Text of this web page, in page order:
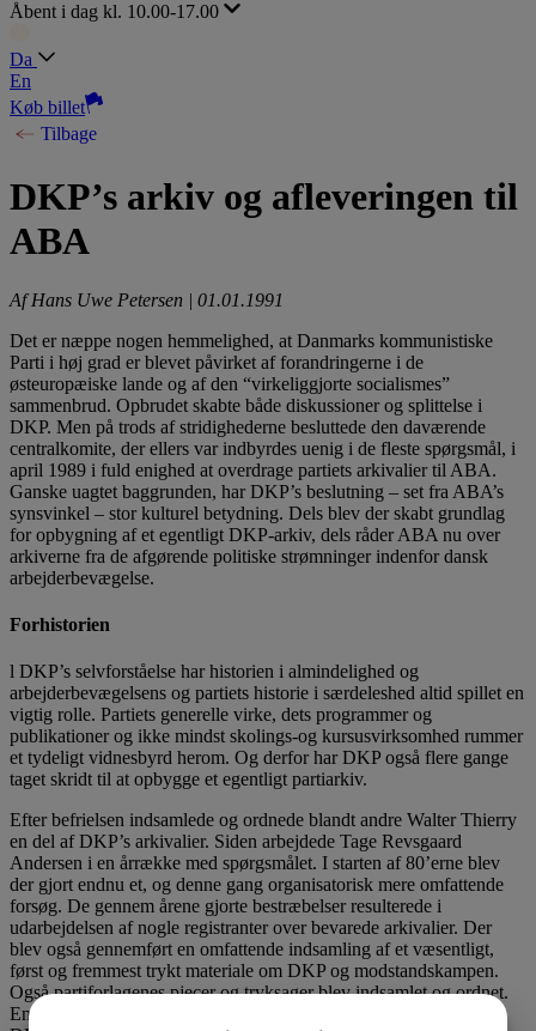
Åbent i dag kl. 10.00-17.00
Da
En
Køb billet
Tilbage
DKP’s arkiv og afleveringen til
ABA
Af Hans Uwe Petersen | 01.01.1991
Det er næppe nogen hemmelighed, at Danmarks kommunistiske
Parti i høj grad er blevet påvirket af forandringerne i de
østeuropæiske lande og af den “virkeliggjorte socialismes”
sammenbrud. Opbrudet skabte både diskussioner og splittelse i
DKP. Men på trods af stridighederne besluttede den daværende
centralkomite, der ellers var indbyrdes uenig i de fleste spørgsmål, i
april 1989 i fuld enighed at overdrage partiets arkivalier til ABA.
Ganske uagtet baggrunden, har DKP’s beslutning – set fra ABA’s
synsvinkel – stor kulturel betydning. Dels blev der skabt grundlag
for opbygning af et egentligt DKP-arkiv, dels råder ABA nu over
arkiverne fra de afgørende politiske strømninger indenfor dansk
arbejderbevægelse.
Forhistorien
l DKP’s selvforståelse har historien i almindelighed og
arbejderbevægelsens og partiets historie i særdeleshed altid spillet en
vigtig rolle. Partiets generelle virke, dets programmer og
publikationer og ikke mindst skolings-og kursusvirksomhed rummer
et tydeligt vidnesbyrd herom. Og derfor har DKP også flere gange
taget skridt til at opbygge et egentligt partiarkiv.
Efter befrielsen indsamlede og ordnede blandt andre Walter Thierry
en del af DKP’s arkivalier. Siden arbejdede Tage Revsgaard
Andersen i en årrække med spørgsmålet. I starten af 80’erne blev
der gjort endnu et, og denne gang organisatorisk mere omfattende
forsøg. De gennem årene gjorte bestræbelser resulterede i
udarbejdelsen af nogle registranter over bevarede arkivalier. Der
blev også gennemført en omfattende indsamling af et væsentligt,
først og fremmest trykt materiale om DKP og modstandskampen.
Også partiforlagenes pjecer og tryksager blev indsamlet og ordnet.
Endelig blev der tilvejebragt dels noget materiale fra sovjetiske og